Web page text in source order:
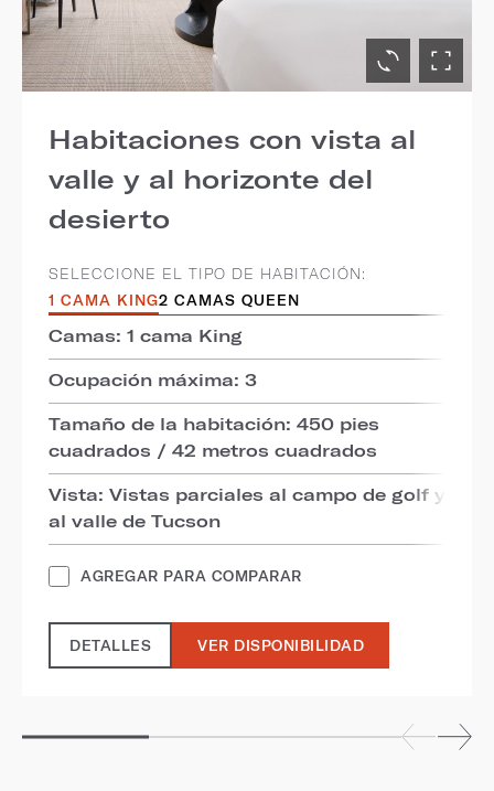
Habitaciones con vista al
valle y al horizonte del
desierto
SELECCIONE EL TIPO DE HABITACIÓN:
1 CAMA KING2 CAMAS QUEEN
Camas: 1 cama King
Ocupación máxima: 3
Tamaño de la habitación: 450 pies
cuadrados / 42 metros cuadrados
Vista: Vistas parciales al campo de golf y
al valle de Tucson
AGREGAR PARA COMPARAR
DETALLES VER DISPONIBILIDAD